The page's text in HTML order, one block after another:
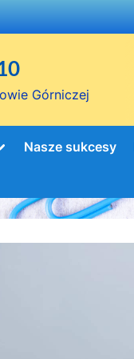
Górniczej
Nasze sukcesy